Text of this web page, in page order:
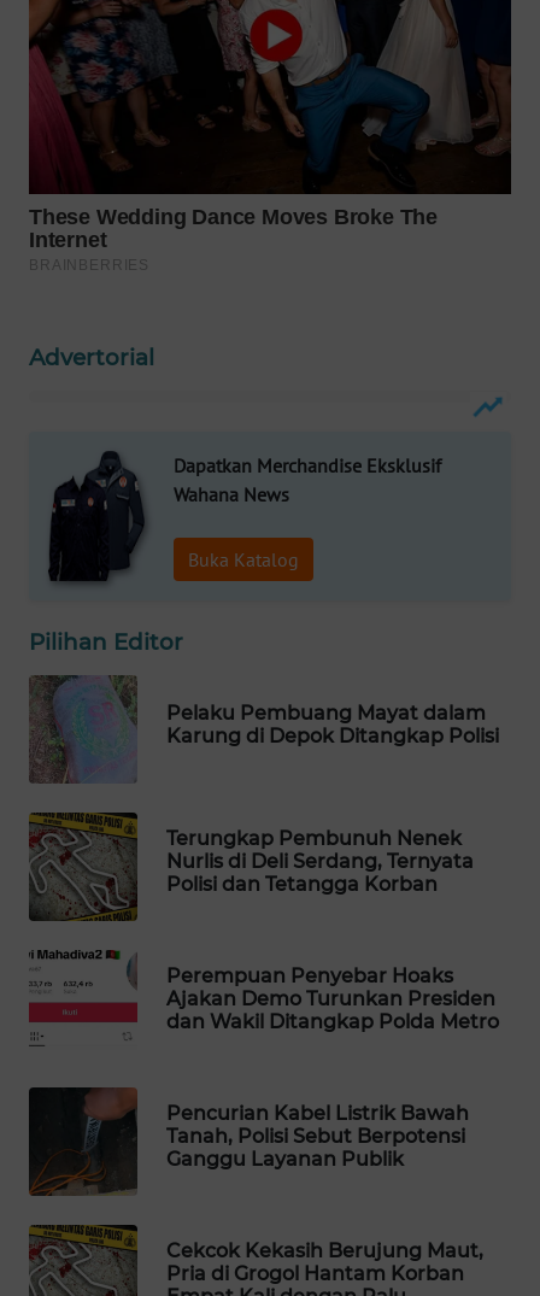
Advertorial
Dapatkan Merchandise Eksklusif
Wahana News
Buka Katalog
Pilihan Editor
Pelaku Pembuang Mayat dalam
Karung di Depok Ditangkap Polisi
Terungkap Pembunuh Nenek
Nurlis di Deli Serdang, Ternyata
Polisi dan Tetangga Korban
Perempuan Penyebar Hoaks
Ajakan Demo Turunkan Presiden
dan Wakil Ditangkap Polda Metro
Pencurian Kabel Listrik Bawah
Tanah, Polisi Sebut Berpotensi
Ganggu Layanan Publik
Cekcok Kekasih Berujung Maut,
Pria di Grogol Hantam Korban
ADVOKAT
WAHANA
INFRASTRUKTUR
WAHANA
WAHANA
LISTRIK
TRAVEL
WAHANANEWS
CO ID
WAHANANEWS
WAHANA
SPORT
WAHANA
UMKM
WAHANA
SELEB
WAHANA
OTOMOTIF
WAHANA
HEALTH